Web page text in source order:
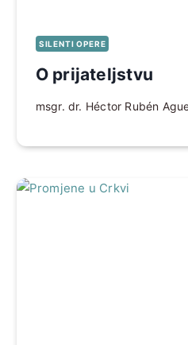
SILENTI OPERE
O prijateljstvu
msgr. dr. Héctor Rubén